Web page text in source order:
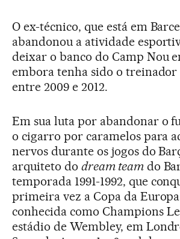
O ex-técnico, que está em
abandonou a atividade
deixar o banco do Camp Nou
embora tenha sido o treinador
entre 2009 e 2012.
Em sua luta por abandonar o
o cigarro por caramelos para
nervos durante os jogos do
arquiteto do dream teamdo
temporada 1991-1992, que
primeira vez a Copa da
conhecida como Champions
estádio de Wembley, em